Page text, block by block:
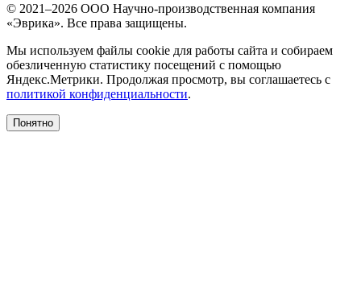
© 2021–2026 ООО Научно-производственная компания
«Эврика». Все права защищены.
Мы используем файлы cookie для работы сайта и собираем
обезличенную статистику посещений с помощью
Яндекс.Метрики. Продолжая просмотр, вы соглашаетесь с
политикой конфиденциальности.
Понятно